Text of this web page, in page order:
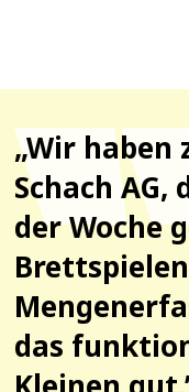
„Wir haben
Schach
der Woche
das